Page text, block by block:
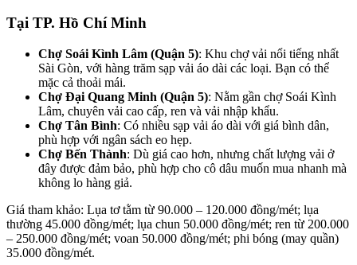
Tại TP. Hồ Chí Minh
Chợ Soái Kình Lâm (Quận 5): Khu chợ vải nổi tiếng nhất
Sài Gòn, với hàng trăm sạp vải áo dài các loại. Bạn có thể
mặc cả thoải mái.
Chợ Đại Quang Minh (Quận 5): Nằm gần chợ Soái Kình
Lâm, chuyên vải cao cấp, ren và vải nhập khẩu.
Chợ Tân Bình: Có nhiều sạp vải áo dài với giá bình dân,
phù hợp với ngân sách eo hẹp.
Chợ Bến Thành: Dù giá cao hơn, nhưng chất lượng vải ở
đây được đảm bảo, phù hợp cho cô dâu muốn mua nhanh mà
không lo hàng giả.
Giá tham khảo: Lụa tơ tằm từ 90.000 – 120.000 đồng/mét; lụa
thường 45.000 đồng/mét; lụa chun 50.000 đồng/mét; ren từ 200.000
– 250.000 đồng/mét; voan 50.000 đồng/mét; phi bóng (may quần)
35.000 đồng/mét.